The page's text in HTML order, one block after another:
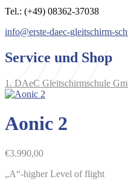
Tel.: (+49) 08362-37038
info@erste-daec-gleitschirm-
Service und Shop
1. DAeC Gleitschirmschule
Aonic 2
€3.990,00
„A“-higher Level of flight